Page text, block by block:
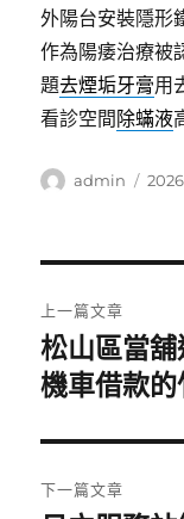
外陽台安裝隱形
作為陽痿治療被
題去煙垢牙膏用
看診空間 除蟎液
作
admin
發
章
導
覽
上一篇文章
上
一
文
章:
松山區當
機車借款
下一篇文章